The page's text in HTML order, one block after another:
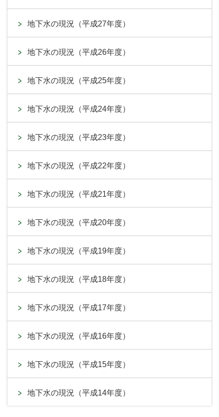
地下水の現況（平成27年度）
地下水の現況（平成26年度）
地下水の現況（平成25年度）
地下水の現況（平成24年度）
地下水の現況（平成23年度）
地下水の現況（平成22年度）
地下水の現況（平成21年度）
地下水の現況（平成20年度）
地下水の現況（平成19年度）
地下水の現況（平成18年度）
地下水の現況（平成17年度）
地下水の現況（平成16年度）
地下水の現況（平成15年度）
地下水の現況（平成14年度）